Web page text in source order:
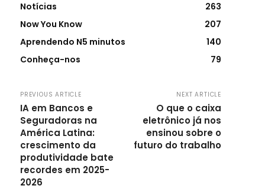
Notícias
263
Now You Know
207
Aprendendo N5 minutos
140
Conheça-nos
79
PREVIOUS ARTICLE
IA em Bancos e
Seguradoras na
América Latina:
crescimento da
produtividade bate
recordes em 2025-
2026
NEXT ARTICLE
O que o caixa
eletrônico já nos
ensinou sobre o
futuro do trabalho